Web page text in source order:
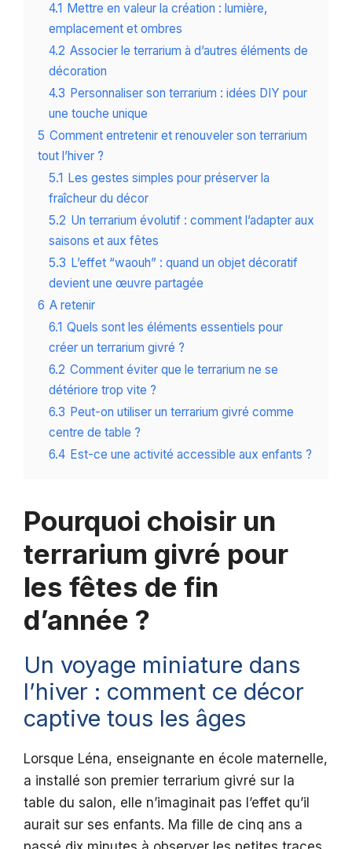
4.1 Mettre en valeur la création : lumière,
emplacement et ombres
4.2 Associer le terrarium à d’autres éléments de
décoration
4.3 Personnaliser son terrarium : idées DIY pour
une touche unique
5 Comment entretenir et renouveler son terrarium
tout l’hiver ?
5.1 Les gestes simples pour préserver la
fraîcheur du décor
5.2 Un terrarium évolutif : comment l’adapter aux
saisons et aux fêtes
5.3 L’effet “waouh” : quand un objet décoratif
devient une œuvre partagée
6 A retenir
6.1 Quels sont les éléments essentiels pour
créer un terrarium givré ?
6.2 Comment éviter que le terrarium ne se
détériore trop vite ?
6.3 Peut-on utiliser un terrarium givré comme
centre de table ?
6.4 Est-ce une activité accessible aux enfants ?
Pourquoi choisir un
terrarium givré pour
les fêtes de fin
d’année ?
Un voyage miniature dans
l’hiver : comment ce décor
captive tous les âges
Lorsque Léna, enseignante en école maternelle,
a installé son premier terrarium givré sur la
table du salon, elle n’imaginait pas l’effet qu’il
aurait sur ses enfants. Ma fille de cinq ans a